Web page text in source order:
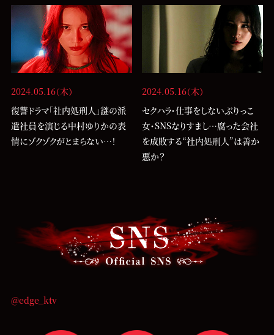
2024.05.16（木）
復讐ドラマ「社内処刑人」謎の派
遣社員を演じる中村ゆりかの表
情にゾクゾクがとまらない…！
2024.05.16（木）
セクハラ・仕事をしないぶりっこ
女・SNSなりすまし…腐った会社
を成敗する“社内処刑人”は善か
悪か？
@edge_ktv